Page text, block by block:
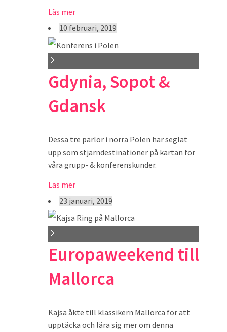
Läs mer
10 februari, 2019
Gdynia, Sopot &
Gdansk
Dessa tre pärlor i norra Polen har seglat
upp som stjärndestinationer på kartan för
våra grupp- & konferenskunder.
Läs mer
23 januari, 2019
Europaweekend till
Mallorca
Kajsa åkte till klassikern Mallorca för att
upptäcka och lära sig mer om denna